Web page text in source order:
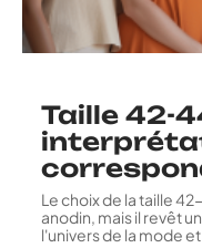
Taille 42-
Le choix de la taille
anodin, mais il revêt
l'univers de la mode